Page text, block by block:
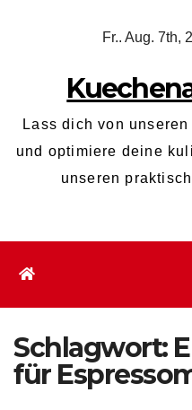
Fr.. Aug. 7th,
Lass dich von
und optimiere deine
unseren
Schlagwort:
für